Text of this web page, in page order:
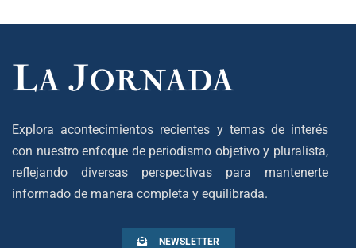
Explora acontecimientos recientes y temas de interés
con nuestro enfoque de periodismo objetivo y pluralista,
reflejando diversas perspectivas para mantenerte
informado de manera completa y equilibrada.
NEWSLETTER